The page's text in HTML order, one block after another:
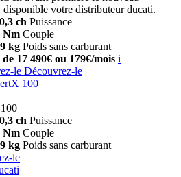
disponible votre distributeur ducati.
ch Puissance
Nm Couple
kg Poids sans carburant
17 490€ ou 179€/mois i
le Découvrez-le
100
ch Puissance
Nm Couple
kg Poids sans carburant
le